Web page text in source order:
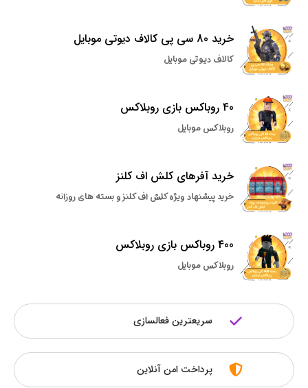
خرید 80 سی پی کالاف دیوتی موبایل
کالاف دیوتی موبایل
40 روباکس بازی روبلاکس
روبلاکس موبایل
خرید آفرهای کلش اف کلنز
خرید پیشنهاد ویژه کلش اف کلنز و بسته های روزانه
400 روباکس بازی روبلاکس
روبلاکس موبایل
سریعترین فعالسازی
پرداخت امن آنلاین